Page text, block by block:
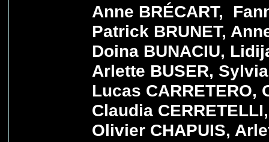
Anne BRÉCART,
Patrick BRUNET,
Doina BUNACIU,
Arlette BUSER,
Lucas CARRETERO,
Claudia
Olivier CHAPUIS,